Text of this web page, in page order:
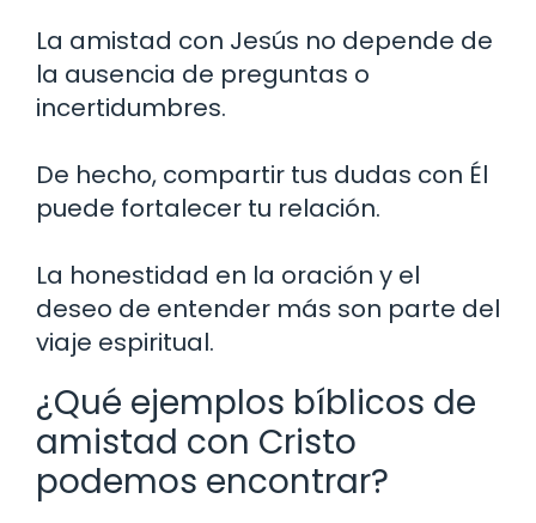
La amistad con Jesús no depende de
la ausencia de preguntas o
incertidumbres.
De hecho, compartir tus dudas con Él
puede fortalecer tu relación.
La honestidad en la oración y el
deseo de entender más son parte del
viaje espiritual.
¿Qué ejemplos bíblicos de
amistad con Cristo
podemos encontrar?